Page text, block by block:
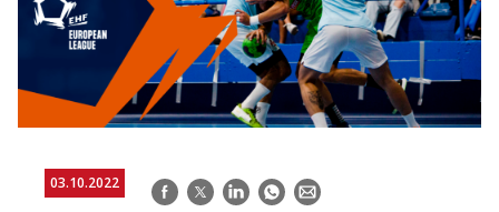
03.10.2022 Facebook
TwitterLinkedInWhatsApp
E-